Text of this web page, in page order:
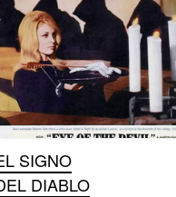
SIGNO
DIABLO